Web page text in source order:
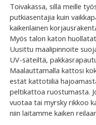
Toivakassa, sillä meille
putkiasentajia kuin
kaikenlainen
Myös talon katon
Uusittu maalipinnoite
UV-säteiltä,
Maalauttamalla kattosi
estät kattotiiliä
peltikattoa ruostumasta.
vuotaa tai myrsky rikkoo
niin laitamme kaiken